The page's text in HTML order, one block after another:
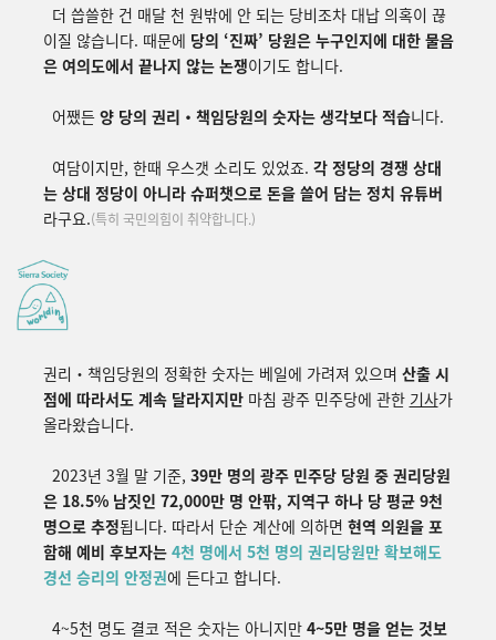
더 씁쓸한 건 매달 천 원밖에 안 되는 당비조차 대납 의혹이 끊
이질 않습니다. 때문에 당의 ‘진짜’ 당원은 누구인지에 대한 물음
은 여의도에서 끝나지 않는논쟁이기도 합니다.
어쨌든 양 당의 권리・책임당원의 숫자는 생각보다 적습니다.
여담이지만, 한때 우스갯 소리도 있었죠. 각 정당의 경쟁 상대
는 상대 정당이 아니라 슈퍼챗으로 돈을 쓸어 담는 정치 유튜버
라구요.(특히 국민의힘이 취약합니다.)
권리 ・책임당원의 정확한 숫자는 베일에 가려져 있으며 산출 시
점에 따라서도 계속 달라지지만마침 광주 민주당에 관한 기사가
올라왔습니다.
2023년 3월 말 기준, 39만 명의 광주 민주당 당원 중 권리당원
은 18.5% 남짓인 72,000만 명 안팎, 지역구 하나 당 평균 9천
명으로 추정됩니다. 따라서 단순 계산에 의하면 현역 의원을 포
함해 예비 후보자는 4천 명에서 5천 명의 권리당원만 확보해도
경선 승리의 안정권에 든다고 합니다.
4~5천 명도 결코 적은 숫자는 아니지만 4~5만 명을 얻는 것보